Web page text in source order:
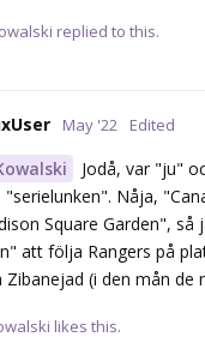
replied to this.
May '22 Edited
Jodå, var "ju"
"serielunken". Nåja,
Square Garden",
att följa Rangers på
Zibanejad (i den mån de
likes this.